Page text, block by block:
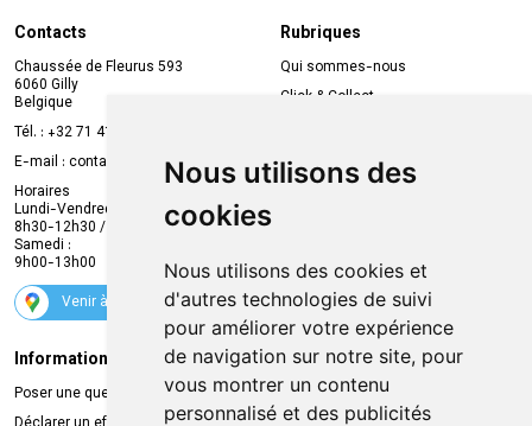
Nous utilisons des
cookies
Nous utilisons des cookies et
d'autres technologies de suivi
pour améliorer votre expérience
de navigation sur notre site, pour
vous montrer un contenu
personnalisé et des publicités
Contacts
Chaussée de Fleurus 593
6060 Gilly
Belgique
Tél. : +32 71 41 32 10
E-mail : contact
mvapharma.be
Horaires
Lundi-Vendredi :
8h30-12h30 / 13h30-18h30
Samedi :
9h00-13h00
Venir à la pharmacie
Rubriques
Qui sommes-nous
Click & Collect
Compte professionnel
Envoi d’ordonnance
Suivez-nous
Informations légales
Poser une question
Livraison
Retrait à la pharmacie